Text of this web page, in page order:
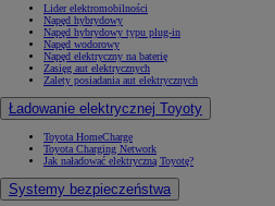
Lider elektromobilności
Napęd hybrydowy
Napęd hybrydowy typu plug-in
Napęd wodorowy
Napęd elektryczny na baterię
Zasięg aut elektrycznych
Zalety posiadania aut elektrycznych
Ładowanie elektrycznej Toyoty
Toyota HomeCharge
Toyota Charging Network
Jak naładować elektryczną Toyotę?
Systemy bezpieczeństwa